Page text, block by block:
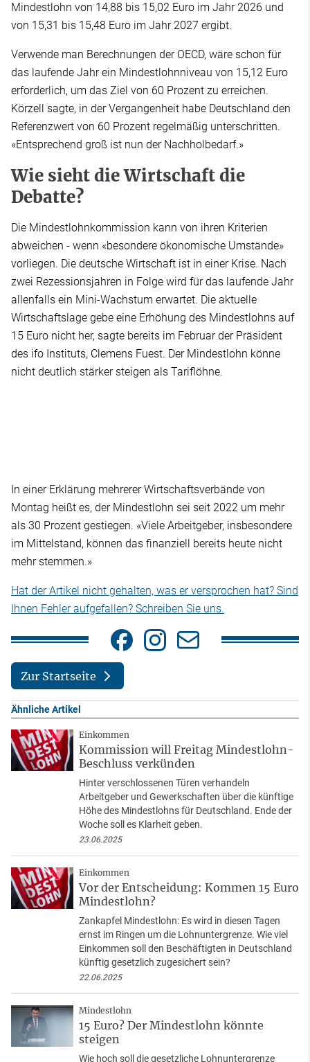
Mindestlohn von 14,88 bis 15,02 Euro im Jahr 2026 und
von 15,31 bis 15,48 Euro im Jahr 2027 ergibt.
Verwende man Berechnungen der OECD, wäre schon für
das laufende Jahr ein Mindestlohnniveau von 15,12 Euro
erforderlich, um das Ziel von 60 Prozent zu erreichen.
Körzell sagte, in der Vergangenheit habe Deutschland den
Referenzwert von 60 Prozent regelmäßig unterschritten.
«Entsprechend groß ist nun der Nachholbedarf.»
Wie sieht die Wirtschaft die
Debatte?
Die Mindestlohnkommission kann von ihren Kriterien
abweichen - wenn «besondere ökonomische Umstände»
vorliegen. Die deutsche Wirtschaft ist in einer Krise. Nach
zwei Rezessionsjahren in Folge wird für das laufende Jahr
allenfalls ein Mini-Wachstum erwartet. Die aktuelle
Wirtschaftslage gebe eine Erhöhung des Mindestlohns auf
15 Euro nicht her, sagte bereits im Februar der Präsident
des ifo Instituts, Clemens Fuest. Der Mindestlohn könne
nicht deutlich stärker steigen als Tariflöhne.
In einer Erklärung mehrerer Wirtschaftsverbände von
Montag heißt es, der Mindestlohn sei seit 2022 um mehr
als 30 Prozent gestiegen. «Viele Arbeitgeber, insbesondere
im Mittelstand, können das finanziell bereits heute nicht
mehr stemmen.»
Hat der Artikel nicht gehalten, was er versprochen hat? Sind
Ihnen Fehler aufgefallen? Schreiben Sie uns.
Zur Startseite
Ähnliche Artikel
Einkommen
Kommission will Freitag Mindestlohn-
Beschluss verkünden
Hinter verschlossenen Türen verhandeln
Arbeitgeber und Gewerkschaften über die künftige
Höhe des Mindestlohns für Deutschland. Ende der
Woche soll es Klarheit geben.
23.06.2025
Einkommen
Vor der Entscheidung: Kommen 15 Euro
Mindestlohn?
Zankapfel Mindestlohn: Es wird in diesen Tagen
ernst im Ringen um die Lohnuntergrenze. Wie viel
Einkommen soll den Beschäftigten in Deutschland
künftig gesetzlich zugesichert sein?
22.06.2025
Mindestlohn
15 Euro? Der Mindestlohn könnte
steigen
Wie hoch soll die gesetzliche Lohnuntergrenze